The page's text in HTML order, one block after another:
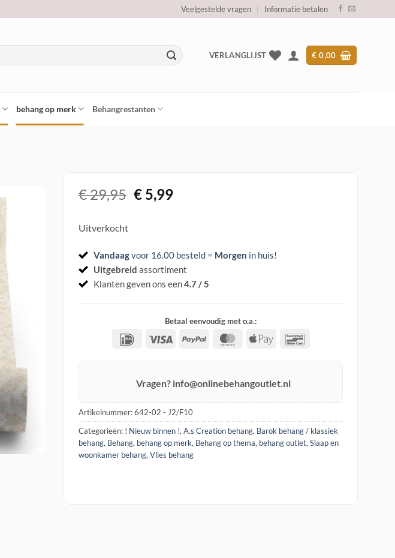
Veelgestelde vragen Informatie betalen
VERLANGLIJST € 0,00
behang op merk Behangrestanten
€29,95 Oorspronkelijke
prijs
€5,99Huidige
Uitverkocht
Vandaagvoor 16.00 besteld = Morgen in huis!
Uitgebreid assortiment
Klanten geven ons een4.7 / 5
Betaal eenvoudig met o.a.:
IDeal Visa PayPal MasterCard
Apple
Vragen? info@onlinebehangoutlet.nl
Artikelnummer:642-02 - J2/F10
Categorieën: ! Nieuw binnen !,A.s Creation behang, Barok behang / klassiek
behang, Behang, behang op merk, Behang op thema, behang outlet,Slaap en
woonkamer behang,Vlies behang